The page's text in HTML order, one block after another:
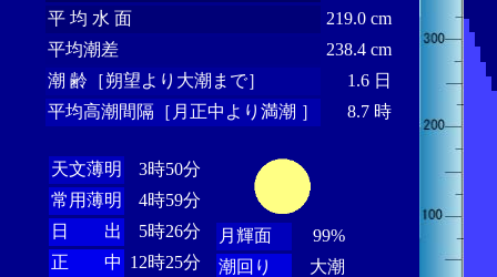
平 均 水 面
219.0 cm
平均潮差
238.4 cm
潮 齢［朔望より大潮まで］
1.6 日
平均高潮間隔［月正中より満潮 ］
8.7 時
天文薄明
3時50分
常用薄明
4時59分
日 出
5時26分
正 中 12時25分
月輝面
99%
潮回り
大潮